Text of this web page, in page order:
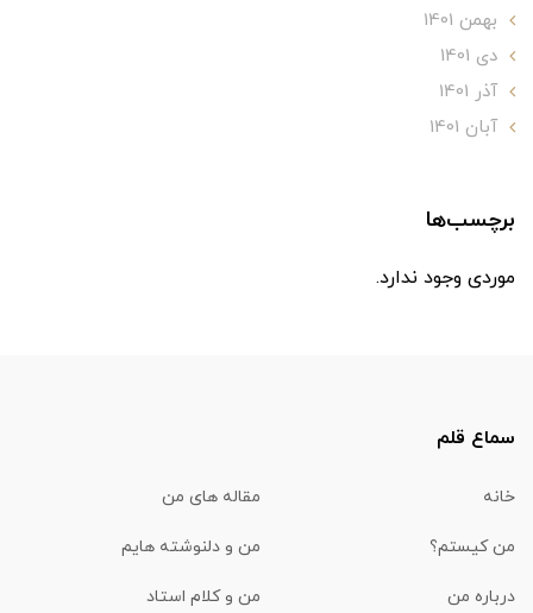
بهمن 1401
دی 1401
آذر 1401
آبان 1401
برچسب‌ها
موردی وجود ندارد.
سماع قلم
خانه مقاله های من
من کیستم؟ من و دلنوشته هایم
درباره من من و کلام استاد